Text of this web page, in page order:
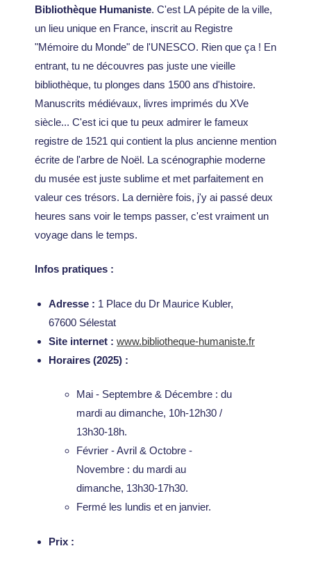
Bibliothèque Humaniste. C'est LA pépite de la ville,
un lieu unique en France, inscrit au Registre
"Mémoire du Monde" de l'UNESCO. Rien que ça ! En
entrant, tu ne découvres pas juste une vieille
bibliothèque, tu plonges dans 1500 ans d'histoire.
Manuscrits médiévaux, livres imprimés du XVe
siècle... C'est ici que tu peux admirer le fameux
registre de 1521 qui contient la plus ancienne mention
écrite de l'arbre de Noël. La scénographie moderne
du musée est juste sublime et met parfaitement en
valeur ces trésors. La dernière fois, j'y ai passé deux
heures sans voir le temps passer, c'est vraiment un
voyage dans le temps.
Infos pratiques :
Adresse : 1 Place du Dr Maurice Kubler,
67600 Sélestat
Site internet : www.bibliotheque-humaniste.fr
Horaires (2025) :
Mai - Septembre & Décembre : du
mardi au dimanche, 10h-12h30 /
13h30-18h.
Février - Avril & Octobre -
Novembre : du mardi au
dimanche, 13h30-17h30.
Fermé les lundis et en janvier.
Prix :